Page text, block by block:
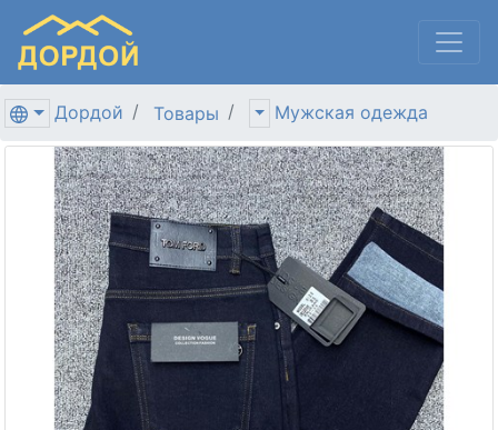
Дордой Товары Мужская одежда